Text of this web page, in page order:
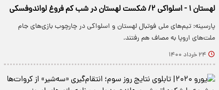
لهستان ۱ - اسلواکی ۲/ شکست لهستان در شب کم فروغ لواندوفسکی
پارسینه: تیم‌های ملی فوتبال لهستان و اسلواکی در چارچوب بازی‌های جام
ملت‌های اروپا به مصاف هم رفتند.
۲۴ خرداد ۱۴۰۰